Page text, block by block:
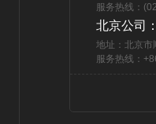
服务热线：
北京公司
地址：北京市
服务热线：